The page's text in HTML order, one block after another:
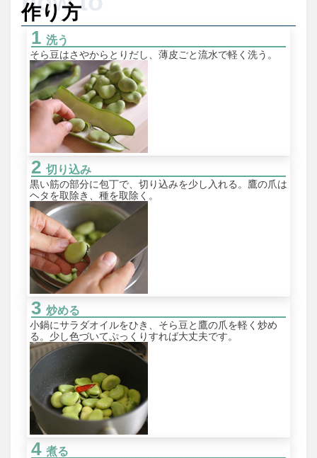
作り方
洗う
そら豆はさやからとりだし、薄皮ごと流水で軽く洗う。
切り込み
黒い筋の部分に包丁で、切り込みを少し入れる。鷹の爪は
ヘタを取除き、種を取除く。
炒める
小鍋にサラダオイルをひき、そら豆と鷹の爪を軽く炒め
る。少し色づいてぷっくりすれば大丈夫です。
煮る